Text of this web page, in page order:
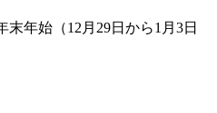
年始（12月29日から1月3日